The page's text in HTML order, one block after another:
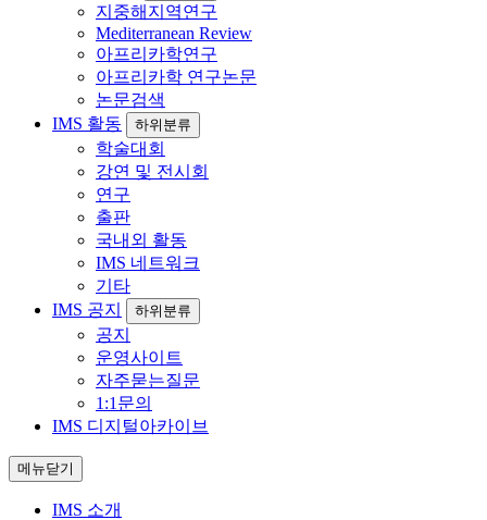
지중해지역연구
Mediterranean Review
아프리카학연구
아프리카학 연구논문
논문검색
IMS 활동
하위분류
학술대회
강연 및 전시회
연구
출판
국내외 활동
IMS 네트워크
기타
IMS 공지
하위분류
공지
운영사이트
자주묻는질문
1:1문의
IMS 디지털아카이브
메뉴닫기
IMS 소개